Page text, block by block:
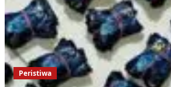
Peristiwa